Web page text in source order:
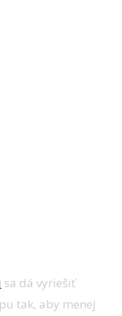
sa dá vyriešiť
tak, aby menej